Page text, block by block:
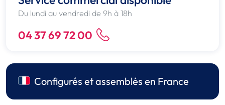
Du lundi au vendredi de 9h à 18h
04 37 69 72 00
Configurés et assemblés en France